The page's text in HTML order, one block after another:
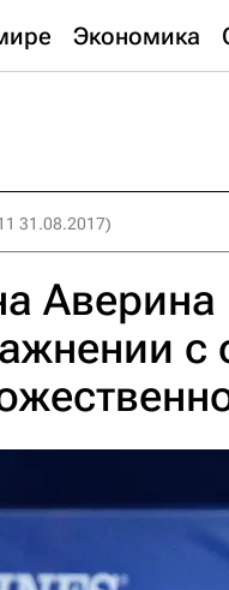
Экономика
31.08.2017)
Аверина